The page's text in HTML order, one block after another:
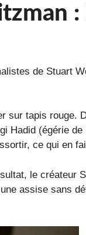
de Stuart
sur tapis
Hadid (égérie
ce qui en
le créateur
assise sans